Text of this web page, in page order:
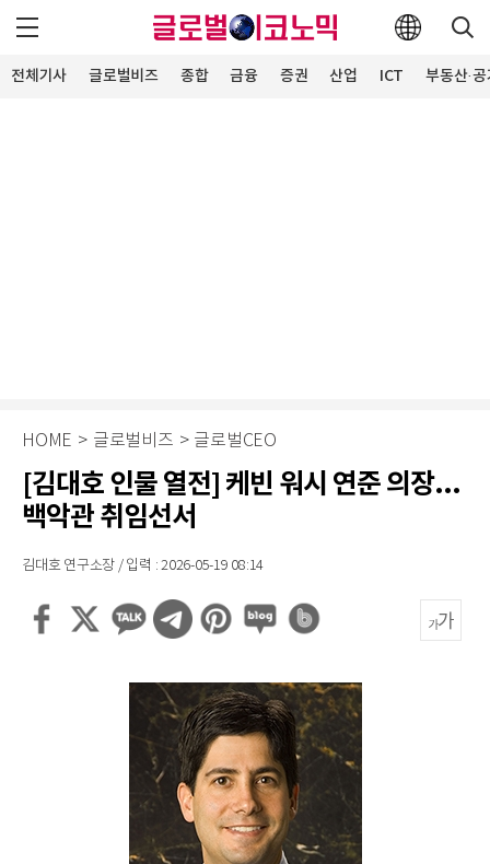
전체기사 글로벌비즈 종합 금융 증권 산업 ICT 부동산·
HOME > 글로벌비즈 > 글로벌CEO
[김대호 인물 열전] 케빈 워시 연준 의장...
백악관 취임선서
김대호 연구소장 / 입력 : 2026-05-19 08:14